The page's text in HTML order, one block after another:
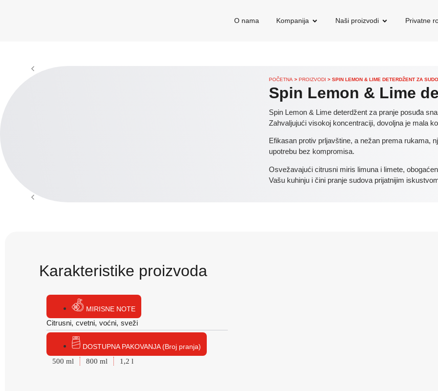
O nama Kompanija Naši proizvodi Privatne
POČETNA > PROIZVODI > SPIN LEMON & LIME DETERDŽENT ZA
Spin Lemon & Lime
Spin Lemon & Lime deterdžent za pranje posuđa
Zahvaljujući visokoj koncentraciji, dovoljna je mala
Efikasan protiv prljavštine, a nežan prema rukama,
upotrebu bez kompromisa.
Osvežavajući citrusni miris limuna i limete,
Vašu kuhinju i čini pranje sudova prijatnijim
Karakteristike proizvoda
MIRISNE NOTE
Citrusni, cvetni, voćni, sveži
DOSTUPNA PAKOVANJA (Broj pranja)
500 ml
800 ml 1,2 l